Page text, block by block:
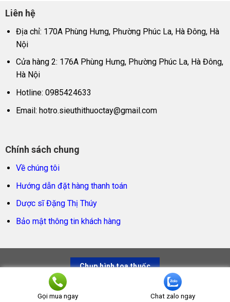
Liên hệ
Địa chỉ: 170A Phùng Hưng, Phường Phúc La, Hà Đông, Hà
Nội
Cửa hàng 2: 176A Phùng Hưng, Phường Phúc La, Hà Đông,
Hà Nội
Hotline: 0985424633
Email: hotro.sieuthithuoctay@gmail.com
Chính sách chung
Về chúng tôi
Hướng dẫn đặt hàng thanh toán
Dược sĩ Đặng Thị Thúy
Bảo mật thông tin khách hàng
Chụp hình toa thuốc
Siêu thị thuốc tây – Trao sản phẩm thật, trọn niềm tin
Gọi mua ngay Chat zalo ngay